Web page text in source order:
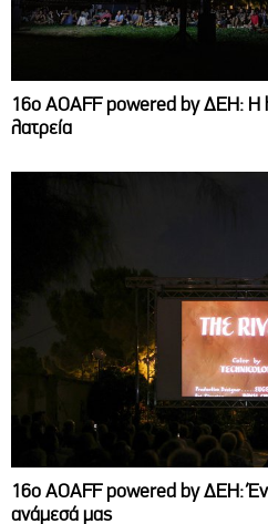
16ο AOAFF powered by ΔΕΗ: Η
λατρεία
16ο AOAFF powered by ΔΕΗ:
ανάμεσά μας